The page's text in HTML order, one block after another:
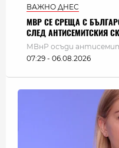
ВАЖНО ДНЕС
МВР СЕ СРЕЩА С
СЛЕД АНТИСЕМИТСКИЯ
МВнР осъди
07:29 - 06.08.2026